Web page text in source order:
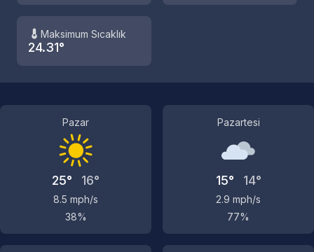
Maksimum Sıcaklık
24.31°
Pazar
25° 16°
8.5 mph/s
38%
Pazartesi
15° 14°
2.9 mph/s
77%